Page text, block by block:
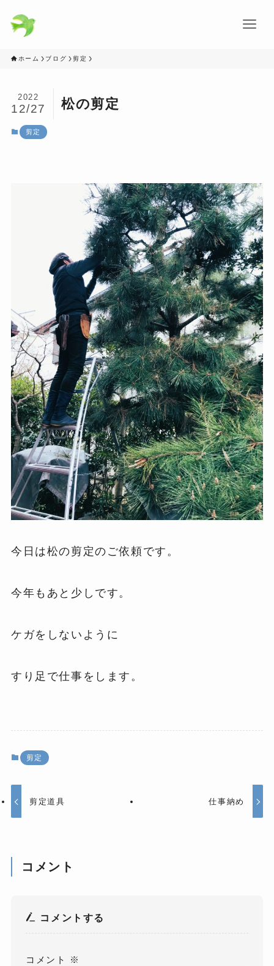
ホーム ブログ 剪定
松の剪定
2022
12/27
剪定
今日は松の剪定のご依頼です。
今年もあと少しです。
ケガをしないように
すり足で仕事をします。
剪定
剪定道具 仕事納め
コメント
コメントする
コメント ※